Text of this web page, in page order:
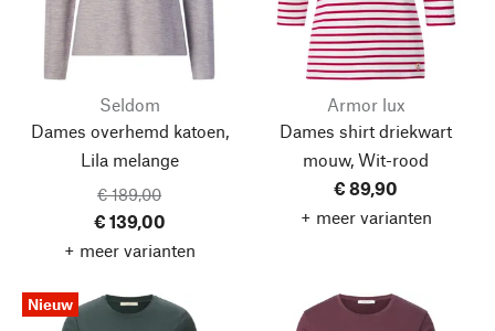
Seldom
Dames overhemd katoen,
Lila melange
€ 189,00
€ 139,00
+ meer varianten
Armor lux
Dames shirt driekwart
mouw, Wit-rood
€ 89,90
+ meer varianten
Nieuw